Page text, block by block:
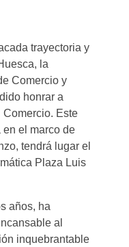
trayectoria y
la
Comercio y
honrar a
Este
el marco de
tendrá lugar el
Plaza Luis
años, ha
al
inquebrantable